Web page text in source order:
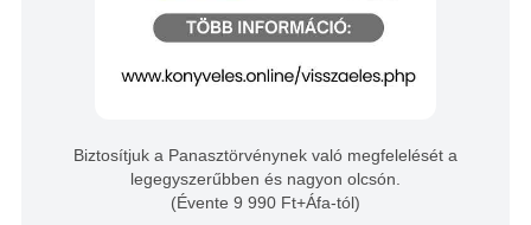
Biztosítjuk a Panasztörvénynek való megfelelését a
legegyszerűbben és nagyon olcsón.
(Évente 9 990 Ft+Áfa-tól)